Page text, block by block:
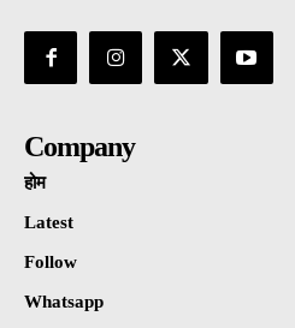
Company
होम
Latest
Follow
Whatsapp